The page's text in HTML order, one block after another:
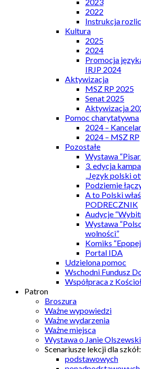
2022
Instrukcja
Kultura
2025
2024
Promocja
IRJP 2024
Aktywizacja
MSZ RP 2025
Senat 2025
Aktywizacja
Pomoc charytatywna
2024 –
2024 – MSZ RP
Pozostałe
Wystawa
3. edycja
„Język polski
Podziemie
A to Polski
PODRECZNIK
Audycje
Wystawa
wolności”
Komiks
Portal IDA
Udzielona pomoc
Wschodni Fundusz
Współpraca z
Patron
Broszura
Ważne wypowiedzi
Ważne wydarzenia
Ważne miejsca
Wystawa o Janie
Scenariusze lekcji dla szkół:
podstawowych